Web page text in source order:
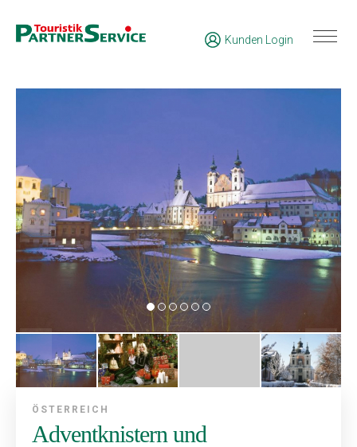
Kunden Login
ÖSTERREICH
Adventknistern und